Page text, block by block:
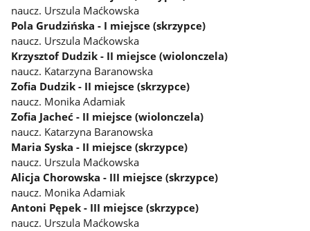
naucz. Urszula Maćkowska
Pola Grudzińska - I miejsce (skrzypce)
naucz. Urszula Maćkowska
Krzysztof Dudzik - II miejsce (wiolonczela)
naucz. Katarzyna Baranowska
Zofia Dudzik - II miejsce (skrzypce)
naucz. Monika Adamiak
Zofia Jacheć - II miejsce (wiolonczela)
naucz. Katarzyna Baranowska
Maria Syska - II miejsce (skrzypce)
naucz. Urszula Maćkowska
Alicja Chorowska - III miejsce (skrzypce)
naucz. Monika Adamiak
Antoni Pępek - III miejsce (skrzypce)
naucz. Urszula Maćkowska